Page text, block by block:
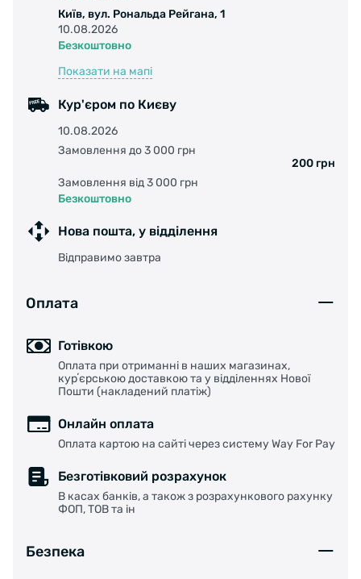
Київ, вул. Рональда Рейгана, 1
10.08.2026
Безкоштовно
Показати на мапі
Кур'єром по Києву
10.08.2026
Замовлення до 3 000 грн
200 грн
Замовлення від 3 000 грн
Безкоштовно
Нова пошта, у відділення
Відправимо завтра
Оплата
Готівкою
Оплата при отриманні в наших магазинах,
курʼєрською доставкою та у відділеннях Нової
Пошти (накладений платіж)
Онлайн оплата
Оплата картою на сайті через систему Way For Pay
Безготівковий розрахунок
В касах банків, а також з розрахункового рахунку
ФОП, ТОВ та ін
Безпека